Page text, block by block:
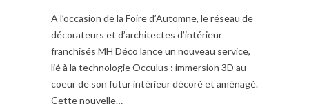
A l’occasion de la Foire d’Automne, le réseau de
décorateurs et d’architectes d’intérieur
franchisés MH Déco lance un nouveau service,
lié à la technologie Occulus : immersion 3D au
coeur de son futur intérieur décoré et aménagé.
Cette nouvelle…